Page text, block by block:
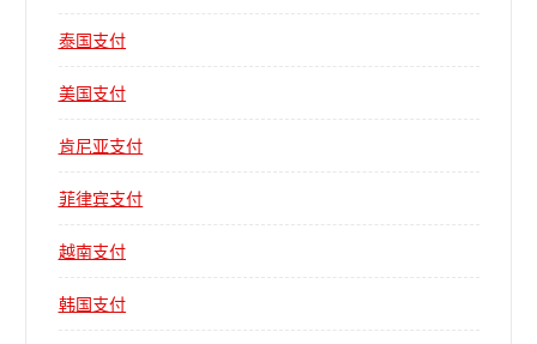
泰国支付
美国支付
肯尼亚支付
菲律宾支付
越南支付
韩国支付